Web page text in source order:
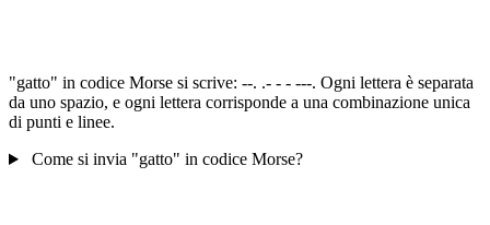
"gatto" in codice Morse si scrive: --. .- - - ---. Ogni lettera è separata
da uno spazio, e ogni lettera corrisponde a una combinazione unica
di punti e linee.
Come si invia "gatto" in codice Morse?